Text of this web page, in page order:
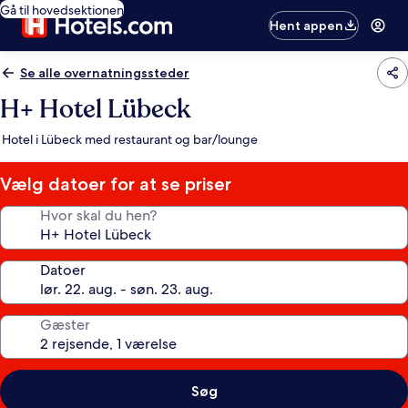
Gå til hovedsektionen
Hent appen
Se alle overnatningssteder
H+ Hotel Lübeck
Hotel i Lübeck med restaurant og bar/lounge
Vælg datoer for at se priser
Hvor skal du hen?
Datoer
Gæster
Søg